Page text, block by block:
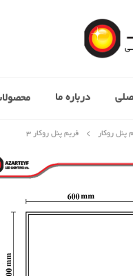
درباره ما
پنل روکار فریم پنل روکار ۳